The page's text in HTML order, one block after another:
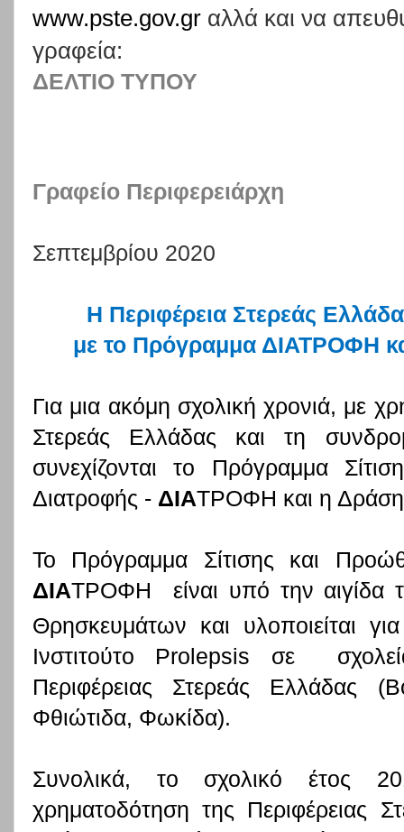
www.pste.gov.gr αλλά και να
γραφεία:
ΔΕΛΤΙΟ ΤΥΠΟΥ
Γραφείο Περιφερειάρχη
Σεπτεμβρίου 2020
Η Περιφέρεια Στερεάς
με το Πρόγραμμα ΔΙΑΤΡΟΦΗ
Για μια ακόμη σχολική χρονιά, με
Στερεάς Ελλάδας και τη
συνεχίζονται το Πρόγραμμα
Διατροφής - ΔΙΑΤΡΟΦΗ και η
Το Πρόγραμμα Σίτισης και
ΔΙΑΤΡΟΦΗ
είναι υπό την αιγίδα
Θρησκευμάτων και υλοποιείται
Ινστιτούτο Prolepsis σε
Περιφέρειας Στερεάς Ελλάδας
Φθιώτιδα, Φωκίδα).
Συνολικά, το σχολικό έτος
χρηματοδότηση της Περιφέρειας